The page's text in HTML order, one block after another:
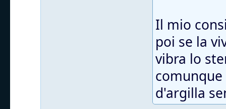
Il mio
poi se la
vibra lo
d'argilla